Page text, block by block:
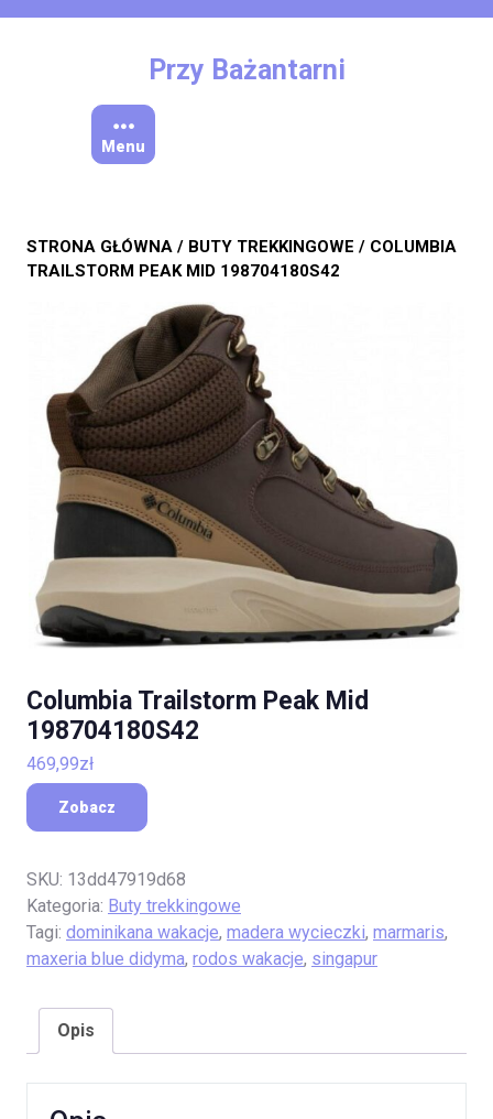
Przy Bażantarni
Menu
STRONA GŁÓWNA / BUTY TREKKINGOWE / COLUMBIA
TRAILSTORM PEAK MID 198704180S42
Columbia Trailstorm Peak Mid
198704180S42
469,99zł
Zobacz
SKU: 13dd47919d68
Kategoria: Buty trekkingowe
Tagi: dominikana wakacje, madera wycieczki, marmaris,
maxeria blue didyma, rodos wakacje, singapur
Opis